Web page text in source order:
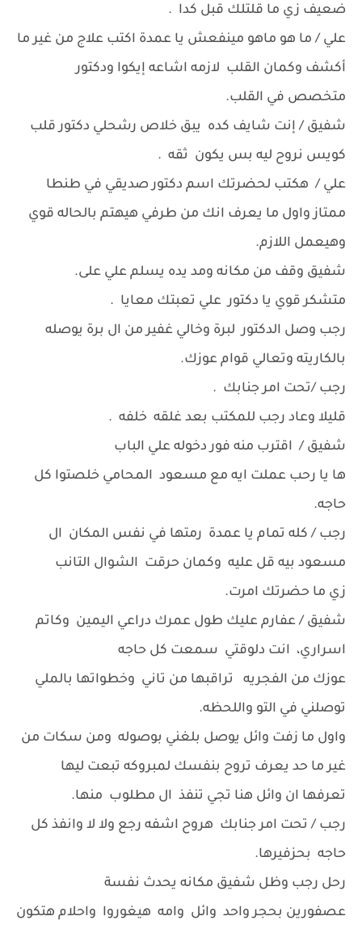
ضعيف زي ما قلتلك قبل كدا .
علي / ما هو ماهو مينفعش يا عمدة اكتب علاج من غير ما
أكشف وكمان القلب لازمه اشاعه إيكوا ودكتور
متخصص في القلب.
شفيق / إنت شايف كده يبق خلاص رشحلي دكتور قلب
كويس نروح ليه بس يكون ثقه .
علي / هكتب لحضرتك اسم دكتور صديقي في طنطا
ممتاز واول ما يعرف انك من طرفي هيهتم بالحاله قوي
وهيعمل اللازم.
شفيق وقف من مكانه ومد يده يسلم علي على.
متشكر قوي يا دكتور علي تعبتك معايا .
رجب وصل الدكتور لبرة وخالي غفير من ال برة يوصله
بالكاريته وتعالي قوام عوزك.
رجب /تحت امر جنابك .
قليلا وعاد رجب للمكتب بعد غلقه خلفه .
شفيق / اقترب منه فور دخوله علي الباب
ها يا رحب عملت ايه مع مسعود المحامي خلصتوا كل
حاجه.
رجب / كله تمام يا عمدة رمتها في نفس المكان ال
مسعود بيه قل عليه وكمان حرقت الشوال التانب
زي ما حضرتك امرت.
شفيق / عفارم عليك طول عمرك دراعي اليمين وكاتم
اسراري، انت دلوقتي سمعت كل حاجه
عوزك من الفجريه تراقبها من تاني وخطواتها بالملي
توصلني في التو واللحظه.
واول ما زفت وائل يوصل بلغني بوصوله ومن سكات من
غير ما حد يعرف تروح بنفسك لمبروكه تبعت ليها
تعرفها ان وائل هنا تجي تنفذ ال مطلوب منها.
رجب / تحت امر جنابك هروح اشفه رجع ولا لا وانفذ كل
حاجه بحزفيرها.
رحل رجب وظل شفيق مكانه يحدث نفسة
عصفورين بحجر واحد وائل وامه هيغوروا واحلام هتكون